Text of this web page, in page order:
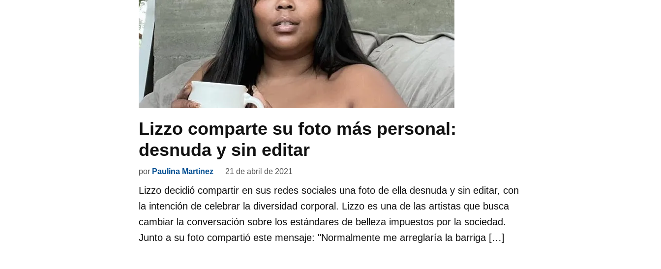
Lizzo comparte su foto más personal:
desnuda y sin editar
por Paulina Martinez 21 de abril de 2021
Lizzo decidió compartir en sus redes sociales una foto de ella desnuda y sin editar, con
la intención de celebrar la diversidad corporal. Lizzo es una de las artistas que busca
cambiar la conversación sobre los estándares de belleza impuestos por la sociedad.
Junto a su foto compartió este mensaje: "Normalmente me arreglaría la barriga […]